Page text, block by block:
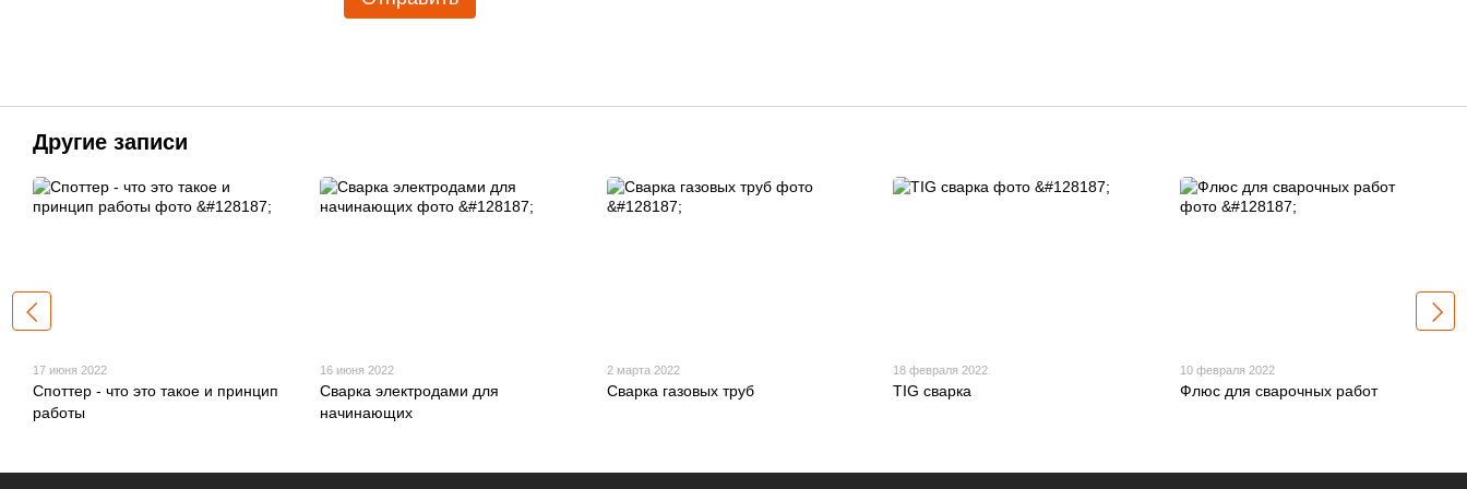
Другие записи
17 июня 2022
Споттер - что это такое и принцип
работы
16 июня 2022
Сварка электродами для
начинающих
2 марта 2022
Сварка газовых труб
18 февраля 2022
TIG сварка
10 февраля 2022
Флюс для сварочных работ